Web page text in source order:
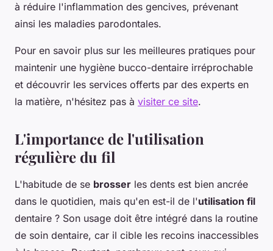
à réduire l'inflammation des gencives, prévenant
ainsi les maladies parodontales.
Pour en savoir plus sur les meilleures pratiques pour
maintenir une hygiène bucco-dentaire irréprochable
et découvrir les services offerts par des experts en
la matière, n'hésitez pas à visiter ce site.
L'importance de l'utilisation
régulière du fil
L'habitude de se brosser les dents est bien ancrée
dans le quotidien, mais qu'en est-il de l'utilisation fil
dentaire ? Son usage doit être intégré dans la routine
de soin dentaire, car il cible les recoins inaccessibles